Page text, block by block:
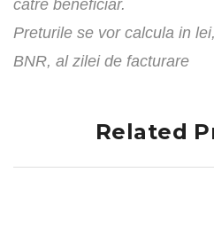
catre beneficiar.
Preturile se vor calcula in
BNR, al zilei de facturare
Related